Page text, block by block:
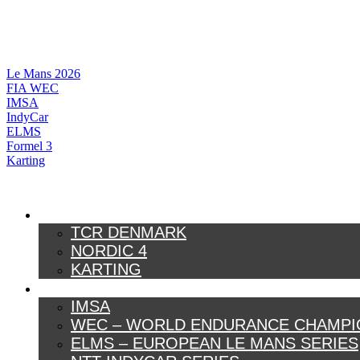
Le Mans 2026
FIA WEC
IMSA
IndyCar
ELMS
Formel 3
Karting
TCR DENMARK
NORDIC 4
KARTING
IMSA
WEC – WORLD ENDURANCE
ELMS – EUROPEAN LE MANS SERIES